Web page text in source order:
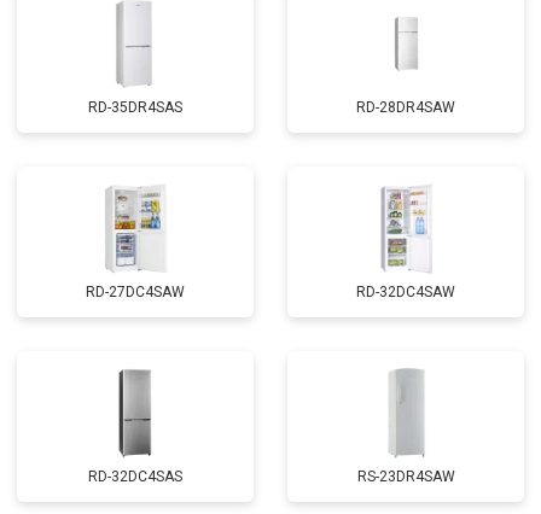
RD-35DR4SAS RD-28DR4SAW
RD-27DC4SAW RD-32DC4SAW
RD-32DC4SAS RS-23DR4SAW